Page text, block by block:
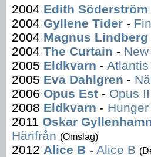
2004 Edith Söderström
2004 Gyllene Tider -
2004 Magnus Lindberg
2004 The Curtain -
2005 Eldkvarn - Atlantis
2005 Eva Dahlgren -
2006 Opus Est - Opus II
2008 Eldkvarn -
2011 Oskar
Härifrån (Omslag)
2012 Alice B - Alice B